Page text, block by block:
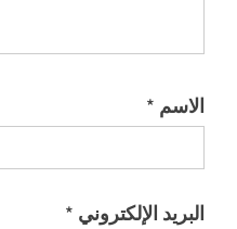
الاسم *
البريد الإلكتروني *